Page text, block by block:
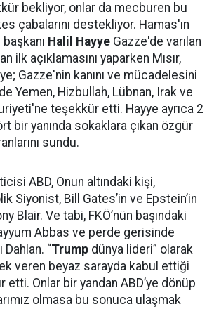
bekliyor, onlar da mecburen bu
çabalarını destekliyor. Hamas'ın
Halil Hayye Gazze'de varılan
ilk açıklamasını yaparken Mısır,
Gazze'nin kanını ve mücadelesini
Yemen, Hizbullah, Lübnan, Irak ve
teşekkür etti. Hayye ayrıca 2
bir yanında sokaklara çıkan özgür
sundu.
ABD, Onun altındaki kişi,
Siyonist, Bill Gates’in ve Epstein’in
Blair. Ve tabi, FKÖ’nün başındaki
Abbas ve perde gerisinde
Dahlan. “Trump dünya lideri” olarak
veren beyaz sarayda kabul ettiği
Onlar bir yandan ABD’ye dönüp
olmasa bu sonuca ulaşmak